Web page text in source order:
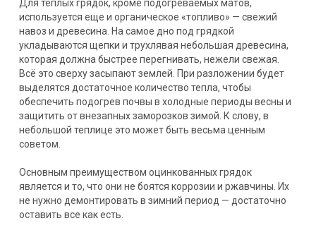
Для теплых грядок, кроме подогреваемых матов,
используется еще и органическое «топливо» — свежий
навоз и древесина. На самое дно под грядкой
укладываются щепки и трухлявая небольшая древесина,
которая должна быстрее перегнивать, нежели свежая.
Всё это сверху засыпают землей. При разложении будет
выделятся достаточное количество тепла, чтобы
обеспечить подогрев почвы в холодные периоды весны и
защитить от внезапных заморозков зимой. К слову, в
небольшой теплице это может быть весьма ценным
советом.
Основным преимуществом оцинкованных грядок
является и то, что они не боятся коррозии и ржавчины. Их
не нужно демонтировать в зимний период — достаточно
оставить все как есть.